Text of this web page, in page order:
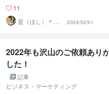
11
星（ほし）＊易
占い師＊講師
2024/02/01
2022年も沢山のご依頼あり
した！
記事
ビジネス・マーケティング